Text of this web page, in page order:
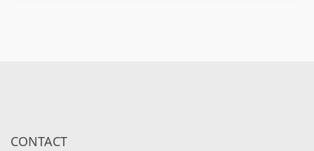
CONTACT